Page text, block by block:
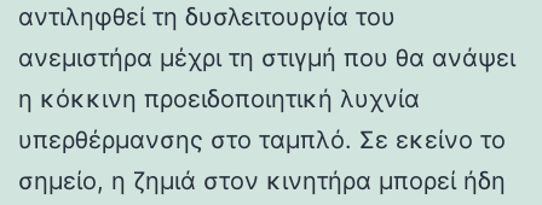
αντιληφθεί τη δυσλειτουργία του
ανεμιστήρα μέχρι τη στιγμή που θα ανάψει
η κόκκινη προειδοποιητική λυχνία
υπερθέρμανσης στο ταμπλό. Σε εκείνο το
σημείο, η ζημιά στον κινητήρα μπορεί ήδη